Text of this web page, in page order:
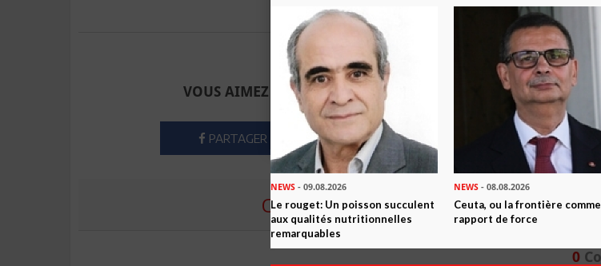
Envoyer à un ami
VOUS AIMEZ CET ARTICLE ? PARTAGEZ-LE AVEC VOS AMIS !
PARTAGER TWEETER ABONNEZ-VOUS
COMMENTER CET ARTICLE
0
NEWS - 09.08.2026
Le rouget: Un poisson succulent
aux qualités nutritionnelles
remarquables
NEWS - 08.08.2026
Ceuta, ou la frontière comme
rapport de force